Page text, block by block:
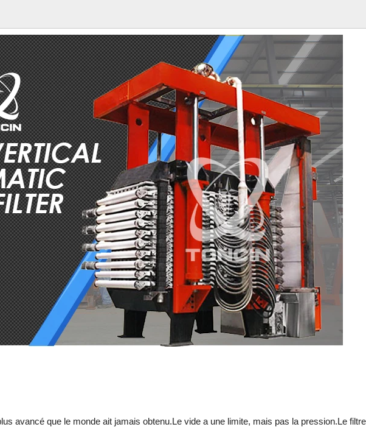
avancé que le monde ait jamais obtenu.Le vide a une limite, mais pas la pression.Le